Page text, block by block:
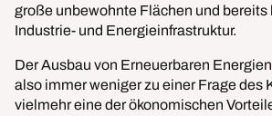
große unbewohnte Flächen und bereits
Industrie- und Energieinfrastruktur.
Der Ausbau von Erneuerbaren
also immer weniger zu einer Frage des
vielmehr eine der ökonomischen